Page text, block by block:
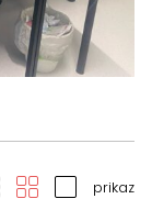
prikaz